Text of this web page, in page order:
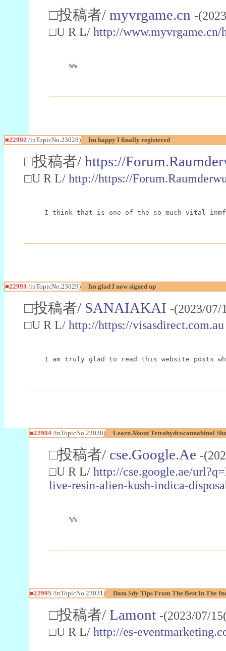
□投稿者/ myvrgame.cn -
□U R L/ http://www.myvrgame.cn/
%%
■22992 /inTopicNo.23028) Im happy I finally registered
□投稿者/ https://
□U R L/ http://https://
I think that is one of the so much vital
■22993 /inTopicNo.23029) Im glad I now signed up
□投稿者/ SANAIAKAI -(2023/
□U R L/ http://https://visasdirect.com.au
I am truly glad to read this website posts
■22994/inTopicNo.23030) Learn About Tetrahydrocannabinol
□投稿者/ cse.Google.Ae -
□U R L/ http://cse.google.ae/
live-resin-alien-kush-indica-
%%
■22995 /inTopicNo.23031) Data Sdy Tips From The Best In The
□投稿者/ Lamont -(2023/07/
□U R L/ http://es-